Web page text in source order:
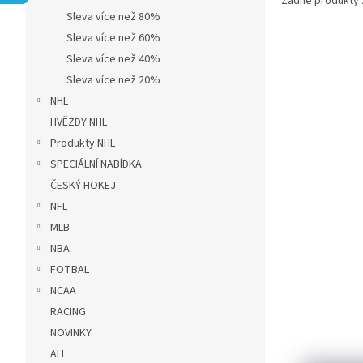
r
Sleva více než 80%
Sleva více než 60%
Sleva více než 40%
Sleva více než 20%
NHL
HVĚZDY NHL
Produkty NHL
SPECIÁLNÍ NABÍDKA
ČESKÝ HOKEJ
NFL
MLB
NBA
FOTBAL
NCAA
RACING
NOVINKY
ALL